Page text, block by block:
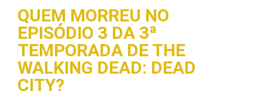
QUEM MORREU NO
EPISÓDIO 3 DA 3ª
TEMPORADA DE THE
WALKING DEAD: DEAD
CITY?